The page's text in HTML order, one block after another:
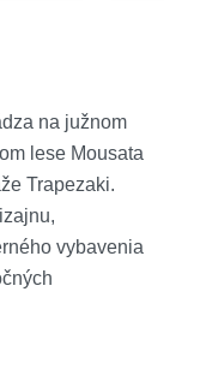
na južnom
lese Mousata
Trapezaki.
vybavenia